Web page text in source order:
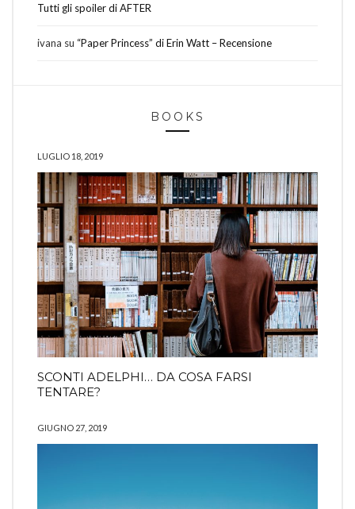
Tutti gli spoiler di AFTER
ivana su “Paper Princess” di Erin Watt – Recensione
BOOKS
LUGLIO 18, 2019
SCONTI ADELPHI… DA COSA FARSI
TENTARE?
GIUGNO 27, 2019